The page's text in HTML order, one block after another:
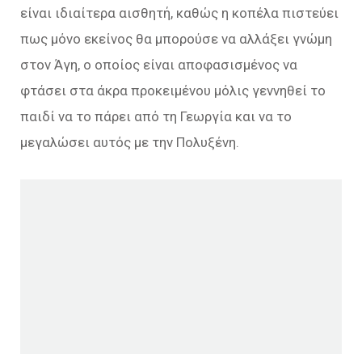
είναι ιδιαίτερα αισθητή, καθώς η κοπέλα πιστεύει
πως μόνο εκείνος θα μπορούσε να αλλάξει γνώμη
στον Άγη, ο οποίος είναι αποφασισμένος να
φτάσει στα άκρα προκειμένου μόλις γεννηθεί το
παιδί να το πάρει από τη Γεωργία και να το
μεγαλώσει αυτός με την Πολυξένη.